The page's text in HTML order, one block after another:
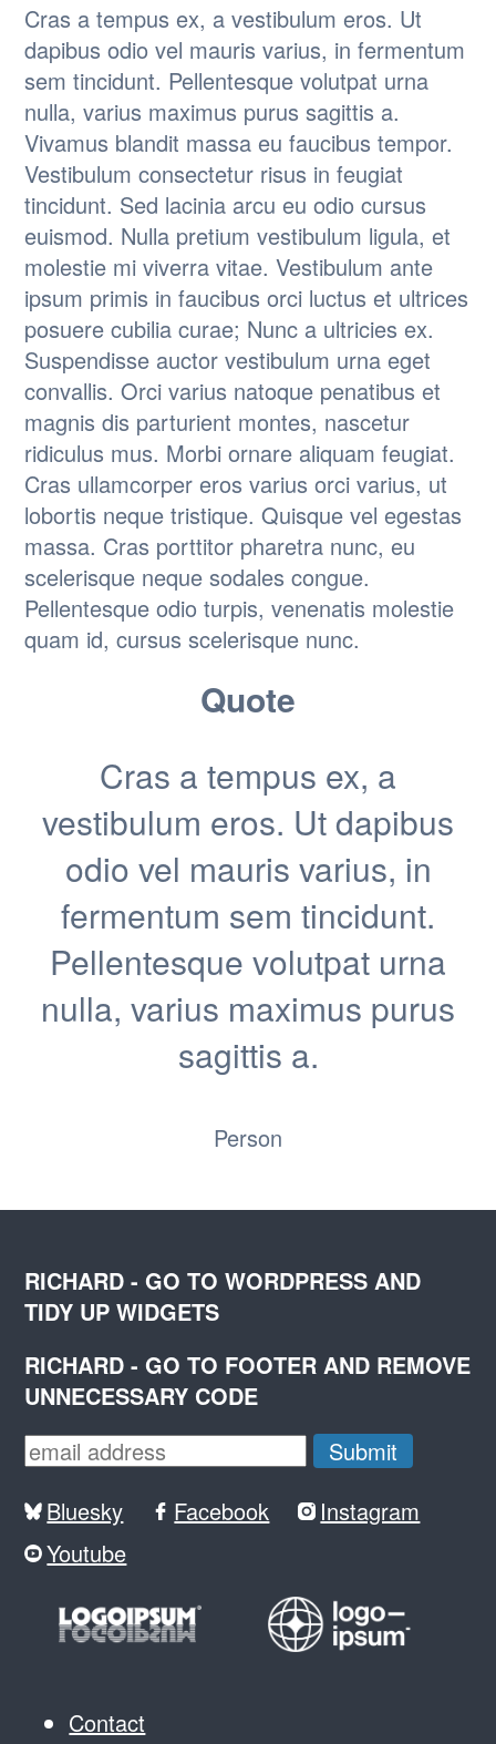
Cras a tempus ex, a vestibulum eros. Ut
dapibus odio vel mauris varius, in fermentum
sem tincidunt. Pellentesque volutpat urna
nulla, varius maximus purus sagittis a.
Vivamus blandit massa eu faucibus tempor.
Vestibulum consectetur risus in feugiat
tincidunt. Sed lacinia arcu eu odio cursus
euismod. Nulla pretium vestibulum ligula, et
molestie mi viverra vitae. Vestibulum ante
ipsum primis in faucibus orci luctus et ultrices
posuere cubilia curae; Nunc a ultricies ex.
Suspendisse auctor vestibulum urna eget
convallis. Orci varius natoque penatibus et
magnis dis parturient montes, nascetur
ridiculus mus. Morbi ornare aliquam feugiat.
Cras ullamcorper eros varius orci varius, ut
lobortis neque tristique. Quisque vel egestas
massa. Cras porttitor pharetra nunc, eu
scelerisque neque sodales congue.
Pellentesque odio turpis, venenatis molestie
quam id, cursus scelerisque nunc.
Quote
Cras a tempus ex, a
vestibulum eros. Ut dapibus
odio vel mauris varius, in
fermentum sem tincidunt.
Pellentesque volutpat urna
nulla, varius maximus purus
sagittis a.
Person
RICHARD - GO TO WORDPRESS AND
TIDY UP WIDGETS
RICHARD - GO TO FOOTER AND REMOVE
UNNECESSARY CODE
Bluesky Facebook
Instagram
Youtube
Contact